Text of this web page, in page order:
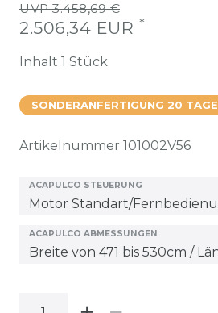
UVP 3.458,69 €
2.506,34 EUR *
Inhalt 1 Stück
SONDERANFERTIGUNG 20 TAGE
Artikelnummer 101002V56
ACAPULCO STEUERUNG
ACAPULCO ABMESSUNGEN